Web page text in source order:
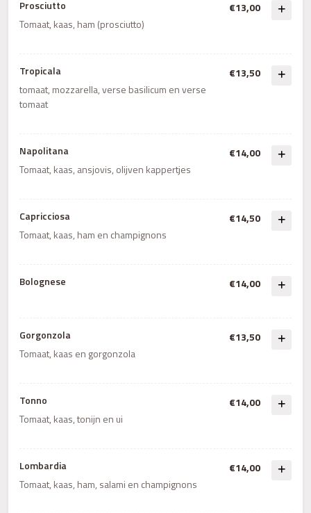
Prosciutto
Tomaat, kaas, ham (prosciutto)
€13,00
Tropicala
tomaat, mozzarella, verse basilicum en verse
tomaat
€13,50
Napolitana
Tomaat, kaas, ansjovis, olijven kappertjes
€14,00
Capricciosa
Tomaat, kaas, ham en champignons
€14,50
Bolognese €14,00
Gorgonzola
Tomaat, kaas en gorgonzola
€13,50
Tonno
Tomaat, kaas, tonijn en ui
€14,00
Lombardia
Tomaat, kaas, ham, salami en champignons
€14,00